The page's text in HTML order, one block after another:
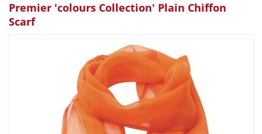
Premier 'colours Collection' Plain Chiffon
Scarf